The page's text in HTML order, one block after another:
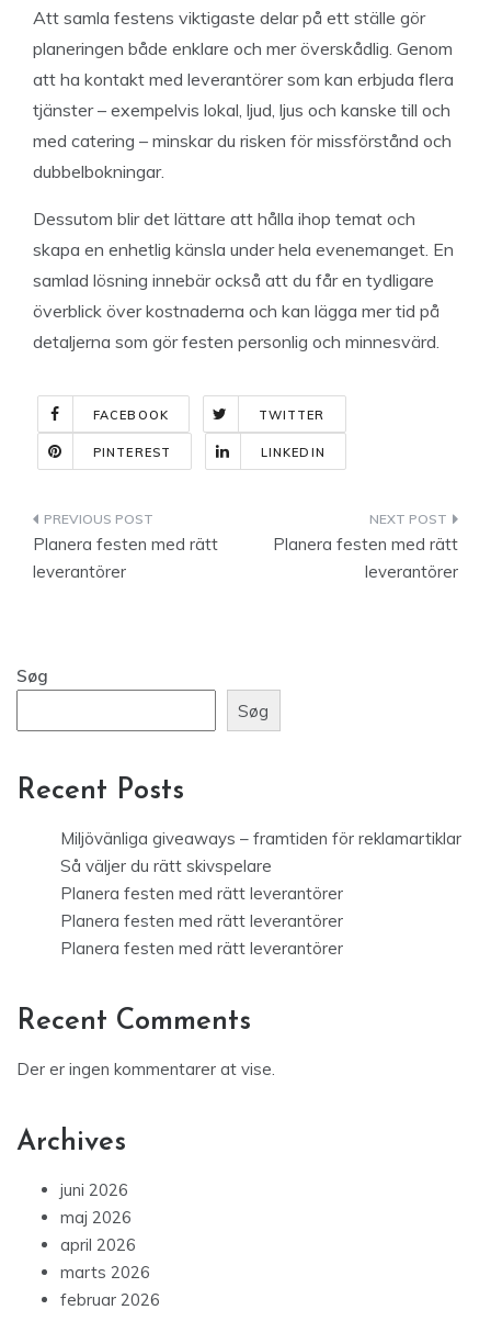
Att samla festens viktigaste delar på ett ställe gör
planeringen både enklare och mer överskådlig. Genom
att ha kontakt med leverantörer som kan erbjuda flera
tjänster – exempelvis lokal, ljud, ljus och kanske till och
med catering – minskar du risken för missförstånd och
dubbelbokningar.
Dessutom blir det lättare att hålla ihop temat och
skapa en enhetlig känsla under hela evenemanget. En
samlad lösning innebär också att du får en tydligare
överblick över kostnaderna och kan lägga mer tid på
detaljerna som gör festen personlig och minnesvärd.
FACEBOOK TWITTER
PINTEREST LINKEDIN
Indlægsnavigation
Planera festen med rätt
leverantörer
Planera festen med rätt
leverantörer
Søg
Søg
Recent Posts
Miljövänliga giveaways – framtiden för reklamartiklar
Så väljer du rätt skivspelare
Planera festen med rätt leverantörer
Planera festen med rätt leverantörer
Planera festen med rätt leverantörer
Recent Comments
Der er ingen kommentarer at vise.
Archives
juni 2026
maj 2026
april 2026
marts 2026
februar 2026